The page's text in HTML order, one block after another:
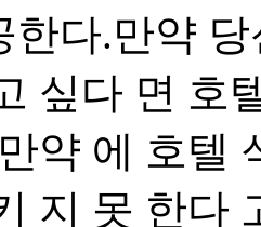
한다.만약
싶다 면 호
약 에 호텔
지 못 한다